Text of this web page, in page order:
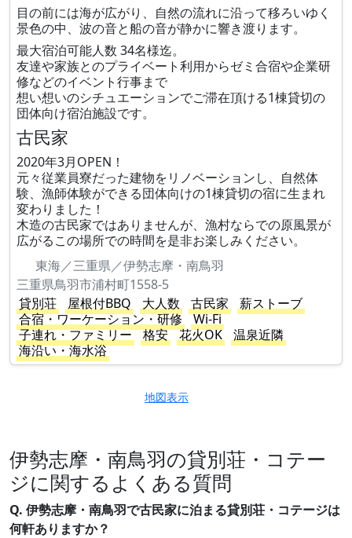
目の前には海が広がり、自然の流れに沿って移ろいゆく
景色の中、波の音と船の音が静かに響き渡ります。
最大宿泊可能人数 34名様迄。
友達や家族とのプライベート利用からゼミ合宿や企業研
修などのイベント行事まで
想い想いのシチュエーションでご滞在頂ける1棟貸切の
団体向け宿泊施設です。
古民家
2020年3月OPEN！
元々従業員寮だった建物をリノベーションし、自然体
験、漁師体験ができる団体向けの1棟貸切の宿に生まれ
変わりました！
木造の古民家ではありませんが、漁村ならでの原風景が
広がるこの場所での時間を是非お楽しみください。
東海／三重県／伊勢志摩・南鳥羽
三重県鳥羽市浦村町1558-5
貸別荘
屋根付BBQ 大人数 古民家
薪ストーブ
合宿・ワーケーション・研修
Wi-Fi
子連れ・ファミリー
格安 花火OK
温泉近隣
海沿い・海水浴
地図表示
伊勢志摩・南鳥羽の貸別荘・コテー
ジに関するよくある質問
Q. 伊勢志摩・南鳥羽で古民家に泊まる貸別荘・コテージは
何軒ありますか？